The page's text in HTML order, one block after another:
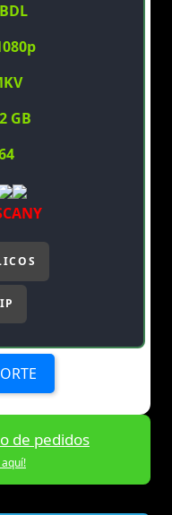
GB
de pedidos
aquí!